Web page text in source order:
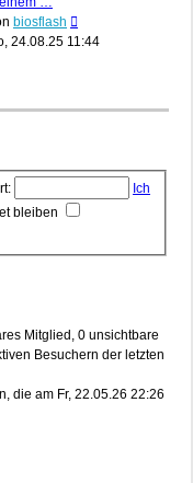
biosflash
Beitrag
24.08.25 11:44
Ich
bleiben
Mitglied, 0 unsichtbare
Besuchern der letzten
die am Fr, 22.05.26 22:26